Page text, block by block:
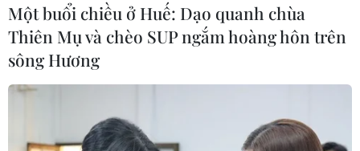
Một buổi chiều ở Huế: Dạo quanh chùa
Thiên Mụ và chèo SUP ngắm hoàng hôn trên
sông Hương